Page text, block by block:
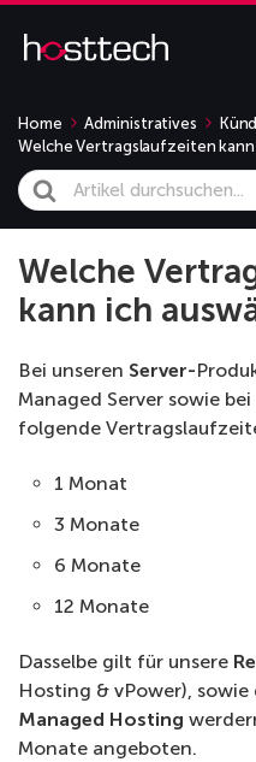
Home Administratives
Welche Vertragslaufzeiten kann
Search
For
Welche
kann ich
Bei unseren Server-
Managed Server sowie
folgende
1 Monat
3 Monate
6 Monate
12 Monate
Dasselbe gilt für unsere
Hosting & vPower), sowie
Managed Hosting
Monate angeboten.